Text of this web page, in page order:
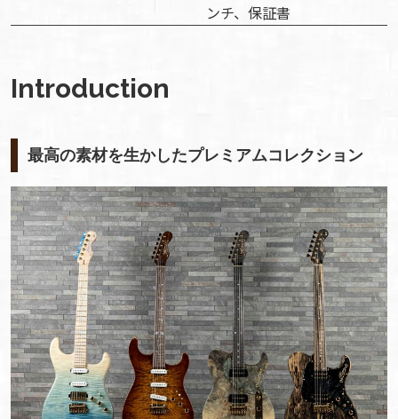
ンチ、保証書
Introduction
最高の素材を生かしたプレミアムコレクション